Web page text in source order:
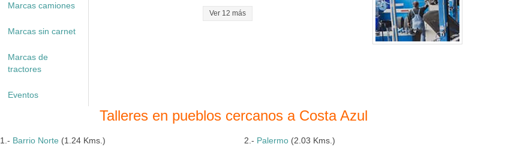
Marcas camiones
Marcas sin carnet
Marcas de
tractores
Eventos
Ver 12 más
Talleres en pueblos cercanos a Costa Azul
1.- Barrio Norte(1.24 Kms.) 2.- Palermo (2.03 Kms.)